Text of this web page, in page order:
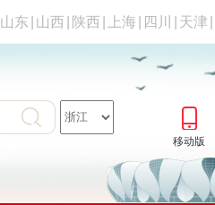
山东 山西 陕西 上海 四川 天津
移动版